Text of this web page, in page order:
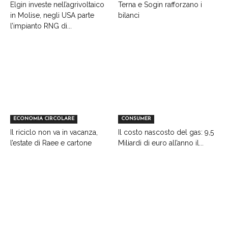
Elgin investe nell’agrivoltaico
in Molise, negli USA parte
l’impianto RNG di...
Terna e Sogin rafforzano i
bilanci
ECONOMIA CIRCOLARE
Il riciclo non va in vacanza,
l’estate di Raee e cartone
CONSUMER
Il costo nascosto del gas: 9,5
Miliardi di euro all’anno il...